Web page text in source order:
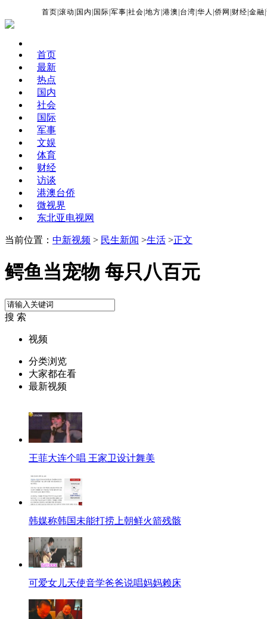
首页 |滚动 国内 国际 |军事 |社会 |地方 |港澳 台湾 |华人 |侨网 财经 |金融 |
首页
最新
热点
国内
社会
国际
军事
文娱
体育
财经
访谈
港澳台侨
微视界
东北亚电视网
当前位置： 中新视频 > 民生新闻 >生活 >正文
鳄鱼当宠物 每只八百元
搜 索
视频
分类浏览
大家都在看
最新视频
王菲大连个唱 王家卫设计舞美
韩媒称韩国未能打捞上朝鲜火箭残骸
可爱女儿天使音学爸爸说唱妈妈赖床